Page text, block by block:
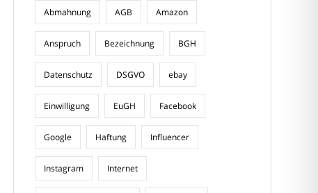
Abmahnung AGB Amazon
Anspruch Bezeichnung BGH
Datenschutz DSGVO ebay
Einwilligung EuGH Facebook
Google Haftung Influencer
Instagram Internet